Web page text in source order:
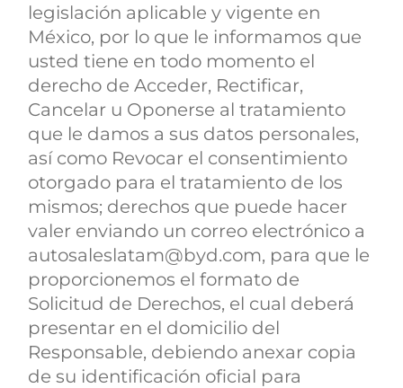
legislación aplicable y vigente en
México, por lo que le informamos que
usted tiene en todo momento el
derecho de Acceder, Rectificar,
Cancelar u Oponerse al tratamiento
que le damos a sus datos personales,
así como Revocar el consentimiento
otorgado para el tratamiento de los
mismos; derechos que puede hacer
valer enviando un correo electrónico a
autosaleslatam@byd.com, para que le
proporcionemos el formato de
Solicitud de Derechos, el cual deberá
presentar en el domicilio del
Responsable, debiendo anexar copia
de su identificación oficial para